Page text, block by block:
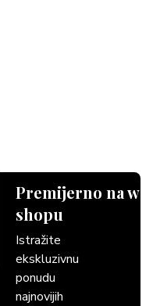
Premijerno na
shopu
Istražite
ekskluzivnu
ponudu
najnovijih